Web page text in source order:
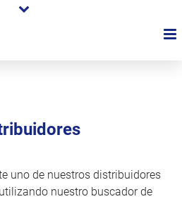
uno de nuestros distribuidores
nuestro buscador de